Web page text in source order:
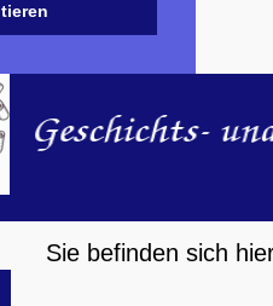
Sie befinden sich